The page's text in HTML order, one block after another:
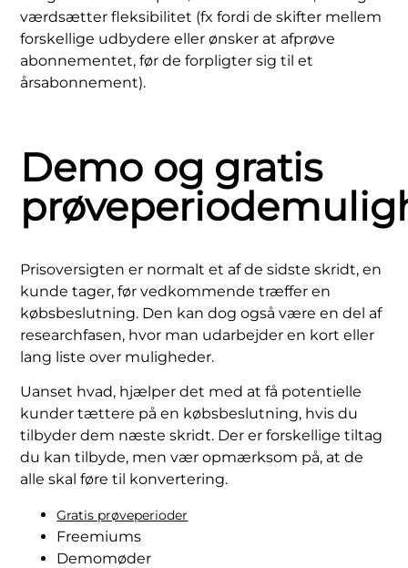
værdsætter fleksibilitet (fx fordi de skifter mellem
forskellige udbydere eller ønsker at afprøve
abonnementet, før de forpligter sig til et
årsabonnement).
Demo og gratis
Prisoversigten er normalt et af de sidste skridt, en
kunde tager, før vedkommende træffer en
købsbeslutning. Den kan dog også være en del af
researchfasen, hvor man udarbejder en kort eller
lang liste over muligheder.
Uanset hvad, hjælper det med at få potentielle
kunder tættere på en købsbeslutning, hvis du
tilbyder dem næste skridt. Der er forskellige tiltag
du kan tilbyde, men vær opmærksom på, at de
alle skal føre til konvertering.
Gratis prøveperioder
Freemiums
Demomøder